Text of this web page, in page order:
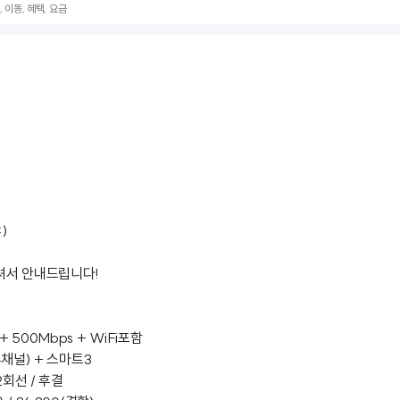
동, 혜택, 요금
안내드립니다!
500Mbps + WiFi포함
널) + 스마트3
선 / 후결